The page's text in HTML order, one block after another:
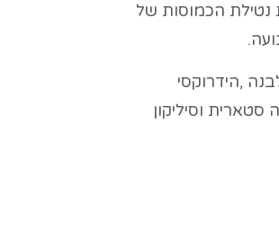
הכמוסות של
,הידרוקסי
סטארית וסיליקון